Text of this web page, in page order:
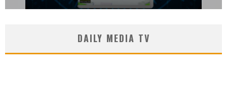
DAILY MEDIA TV